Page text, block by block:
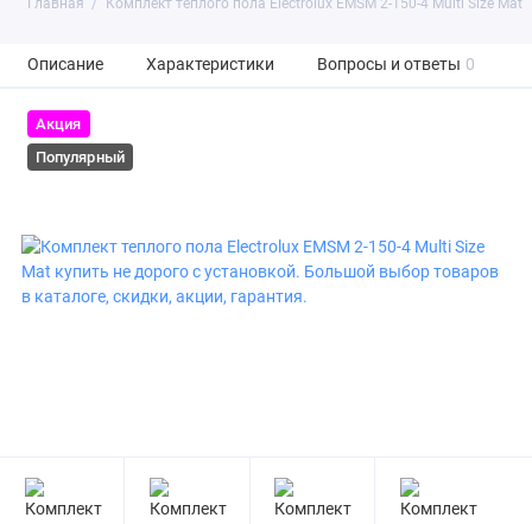
Главная Комплект теплого пола Electrolux EMSM 2-150-4 Multi Size Mat
Описание Характеристики Вопросы и ответы 0
Акция
Популярный